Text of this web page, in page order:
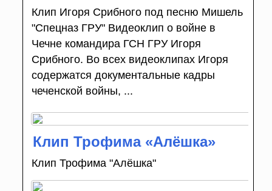
Клип Игоря Срибного под песню Мишель
"Спецназ ГРУ" Видеоклип о войне в
Чечне командира ГСН ГРУ Игоря
Срибного. Во всех видеоклипах Игоря
содержатся документальные кадры
чеченской войны, ...
Клип Трофима «Алёшка»
Клип Трофима "Алёшка"